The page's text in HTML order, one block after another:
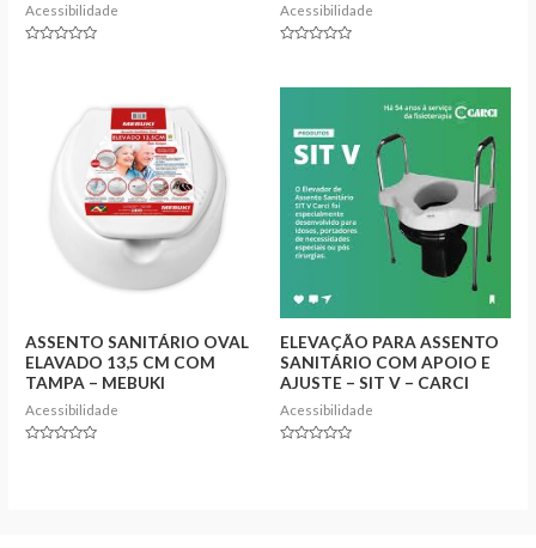
Acessibilidade Acessibilidade
ASSENTO SANITÁRIO OVAL
ELAVADO 13,5 CM COM
TAMPA – MEBUKI
Acessibilidade
ELEVAÇÃO PARA ASSENTO
SANITÁRIO COM APOIO E
AJUSTE – SIT V – CARCI
Acessibilidade